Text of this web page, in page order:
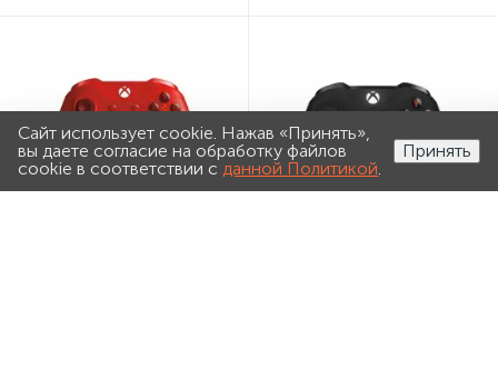
Каталог Поиск
0
Избранное
0
Корзина
Сайт использует cookie. Нажав «Принять»,
вы даете согласие на обработку файлов
cookie в соответствии сданной Политикой.
Принять